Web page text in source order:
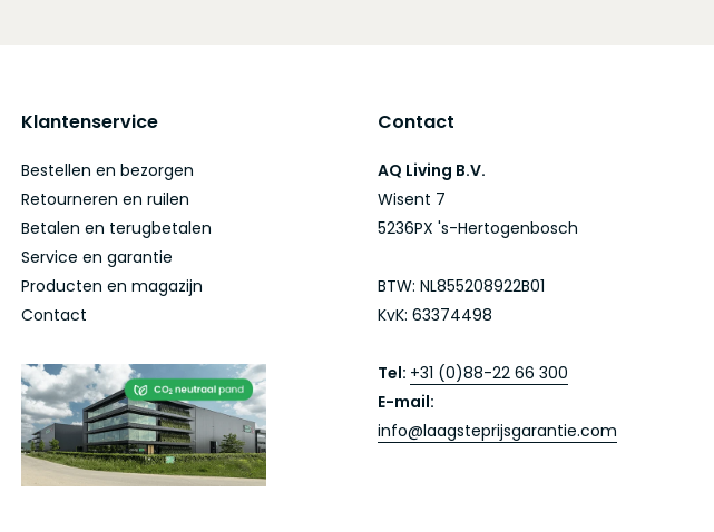
Klantenservice
Bestellen en bezorgen
Retourneren en ruilen
Betalen en terugbetalen
Service en garantie
Producten en magazijn
Contact
Contact
AQ Living B.V.
Wisent 7
5236PX 's-Hertogenbosch
BTW: NL855208922B01
KvK: 63374498
Tel: +31 (0)88-22 66 300
E-mail:
info@laagsteprijsgarantie.com